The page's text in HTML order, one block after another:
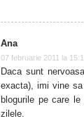
Ana
07 februarie 2011 la
Daca sunt
exacta), imi vine
blogurile pe care
zilele.